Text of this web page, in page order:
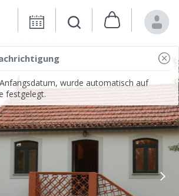
wurde automatisch auf
festgelegt.